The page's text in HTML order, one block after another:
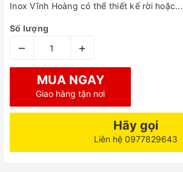
Inox Vĩnh Hoàng có thể thiết kế rời hoặc...
Số lượng
– +
MUA NGAY
Giao hàng tận nơi
Hãy gọi
Liên hệ 0977829643